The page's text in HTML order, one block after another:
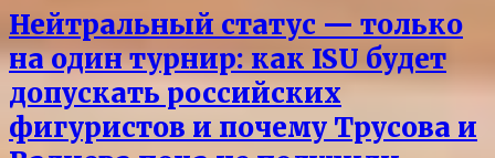
Нейтральный статус — только
на один турнир: как ISU будет
допускать российских
фигуристов и почему Трусова и